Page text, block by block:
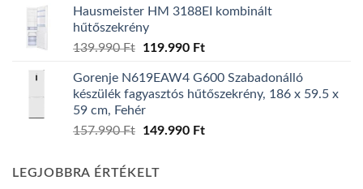
was:
139.990 Ft.
is:
Hausmeister HM 3188EI kombinált
hűtőszekrény
139.990Ft
Original
was:
139.990 Ft.
119.990 FtCurrent
is:
119.990 Ft.
Gorenje N619EAW4 G600 Szabadonálló
készülék fagyasztós hűtőszekrény, 186 x 59.5 x
59 cm, Fehér
157.990Ft
Original
157.990 Ft.
149.990 FtCurrent
LEGJOBBRA ÉRTÉKELT